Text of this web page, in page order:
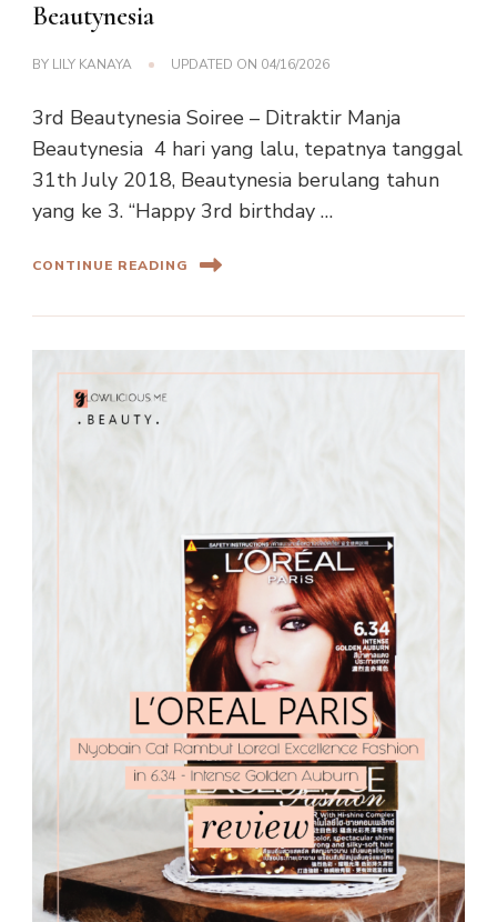
Beautynesia
BY LILY KANAYA UPDATED ON 04/16/2026
3rd Beautynesia Soiree – Ditraktir Manja
Beautynesia 4 hari yang lalu, tepatnya tanggal
31th July 2018, Beautynesia berulang tahun
yang ke 3. “Happy 3rd birthday …
CONTINUE READING